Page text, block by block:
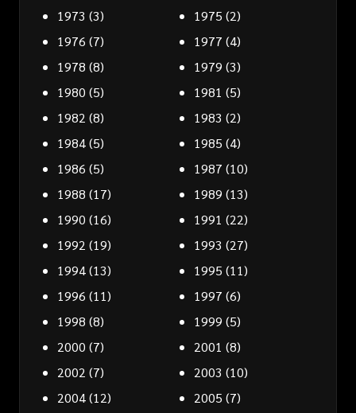
1973 (3) 1975 (2)
1976 (7) 1977 (4)
1978 (8) 1979 (3)
1980 (5) 1981 (5)
1982 (8) 1983 (2)
1984(5) 1985 (4)
1986 (5) 1987 (10)
1988 (17) 1989 (13)
1990 (16) 1991 (22)
1992 (19) 1993 (27)
1994(13) 1995 (11)
1996 (11) 1997 (6)
1998 (8) 1999 (5)
2000 (7) 2001 (8)
2002 (7) 2003 (10)
2004(12) 2005 (7)